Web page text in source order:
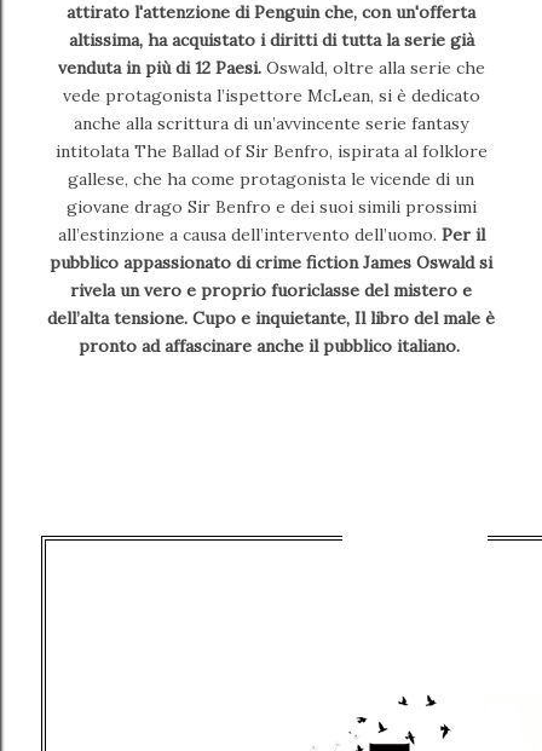
attirato l'attenzione di Penguin che, con un'offerta
altissima, ha acquistato i diritti di tutta la serie già
venduta in più di 12 Paesi. Oswald, oltre alla serie che
vede protagonista l’ispettore McLean, si è dedicato
anche alla scrittura di un’avvincente serie fantasy
intitolata The Ballad of Sir Benfro, ispirata al folklore
gallese, che ha come protagonista le vicende di un
giovane drago Sir Benfro e dei suoi simili prossimi
all’estinzione a causa dell’intervento dell’uomo. Per il
pubblico appassionato di crime fiction James Oswald si
rivela un vero e proprio fuoriclasse del mistero e
dell’alta tensione. Cupo e inquietante, Il libro del male è
pronto ad affascinare anche il pubblico italiano.